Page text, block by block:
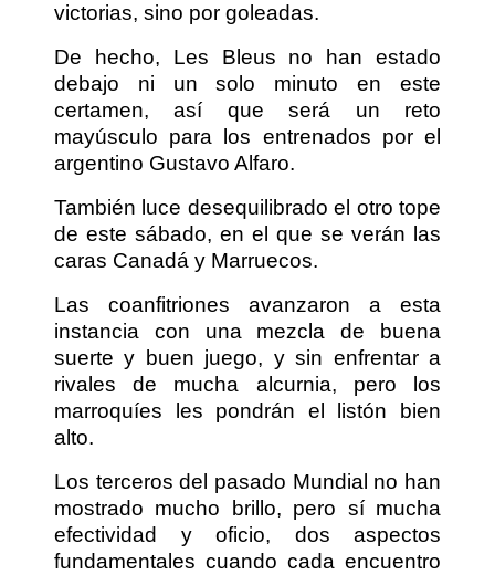
victorias, sino por goleadas.
De hecho, Les Bleus no han estado
debajo ni un solo minuto en este
certamen, así que será un reto
mayúsculo para los entrenados por el
argentino Gustavo Alfaro.
También luce desequilibrado el otro tope
de este sábado, en el que se verán las
caras Canadá y Marruecos.
Las coanfitriones avanzaron a esta
instancia con una mezcla de buena
suerte y buen juego, y sin enfrentar a
rivales de mucha alcurnia, pero los
marroquíes les pondrán el listón bien
alto.
Los terceros del pasado Mundial no han
mostrado mucho brillo, pero sí mucha
efectividad y oficio, dos aspectos
fundamentales cuando cada encuentro